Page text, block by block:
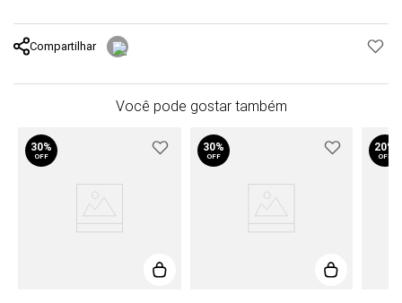
Compartilhar
Você pode gostar também
30%
OFF
30%
OFF
20%
OFF